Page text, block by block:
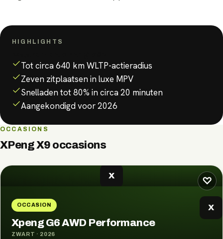
HIGHLIGHTS
Tot circa 640 km WLTP-actieradius
Zeven zitplaatsen in luxe MPV
Snelladen tot 80% in circa 20 minuten
Aangekondigd voor 2026
OCCASIONS
XPeng X9 occasions
♡
X
OCCASION X
Xpeng G6 AWD Performance
ZWART · 2026